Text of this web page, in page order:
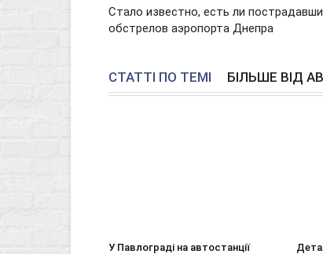
Стало известно, есть ли
обстрелов аэропорта Днепра
СТАТТІ ПО ТЕМІ БІЛЬШЕ ВІД
У Павлограді на автостанції